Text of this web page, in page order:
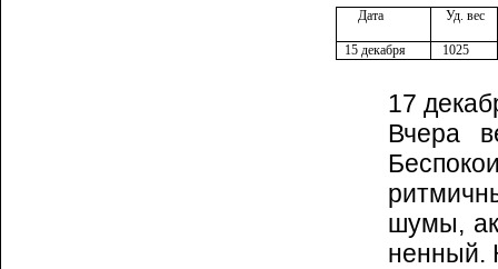
Дата Уд. вес
15 декабря 1025
17
Вчера
шумы,
ненный.